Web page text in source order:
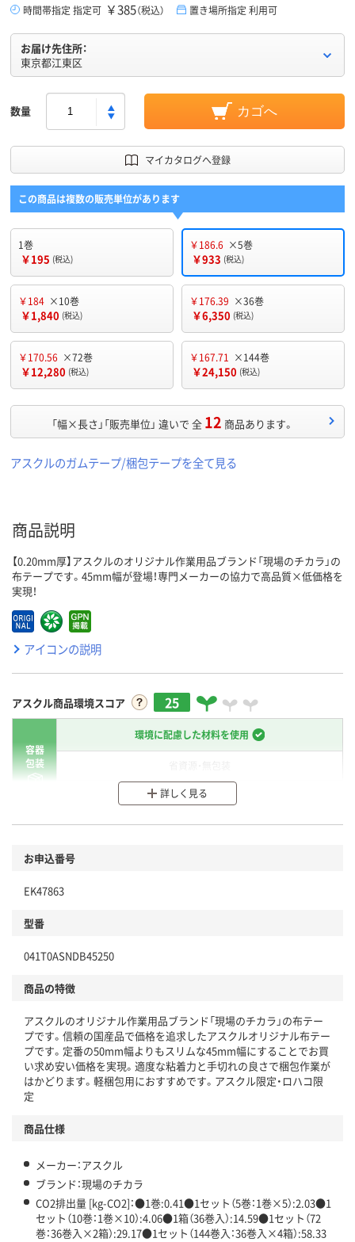
時間帯指定 指定可 ￥385（税込） 置き場所指定 利用可
お届け先住所：
東京都江東区
数量 カゴへ
マイカタログへ登録
この商品は複数の販売単位があります
1巻
￥195 (税込)
￥186.6 ×5巻
￥933 (税込)
￥184 ×10巻
￥1,840 (税込)
￥176.39 ×36巻
￥6,350 (税込)
￥170.56 ×72巻
￥12,280 (税込)
￥167.71 ×144巻
￥24,150 (税込)
「幅×長さ」「販売単位」 違いで 全 12 商品あります。
アスクルのガムテープ/梱包テープを全て見る
商品説明
【0.20mm厚】アスクルのオリジナル作業用品ブランド「現場のチカラ」の
布テープです。45mm幅が登場！専門メーカーの協力で高品質×低価格を
実現！
アイコンの説明
アスクル商品環境スコア 25
容器
包装
環境に配慮した材料を使用
分別・リサイクルしやすい設計
商品
本体
仕組
この商品の環境配慮ポイントです。下記商品詳細「
アスクル商品環境スコア詳細／加点項目
」で確認できます。
詳しく見る
お申込番号
EK47863
型番
041T0ASNDB45250
商品の特徴
アスクルのオリジナル作業用品ブランド「現場のチカラ」の布テー
プです。信頼の国産品で価格を追求したアスクルオリジナル布テー
プです。定番の50mm幅よりもスリムな45mm幅にすることでお買
い求め安い価格を実現。適度な粘着力と手切れの良さで梱包作業が
はかどります。軽梱包用におすすめです。アスクル限定・ロハコ限
定
商品仕様
メーカー：アスクル
ブランド：現場のチカラ
CO2排出量 [kg-CO2]：●1巻:0.41●1セット（5巻：1巻×5）:2.03●1
セット（10巻：1巻×10）:4.06●1箱（36巻入）:14.59●1セット（72
巻：36巻入×2箱）:29.17●1セット（144巻入：36巻入×4箱）:58.33